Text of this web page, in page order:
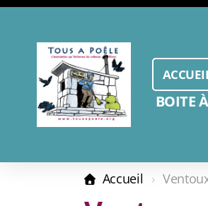
BOITE
Accueil